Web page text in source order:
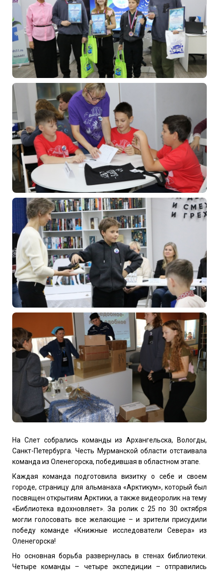
На Слет собрались команды из Архангельска, Вологды,
Санкт-Петербурга. Честь Мурманской области отстаивала
команда из Оленегорска, победившая в областном этапе.
Каждая команда подготовила визитку о себе и своем
городе, страницу для альманаха «Арктикум», который был
посвящен открытиям Арктики, а также видеоролик на тему
«Библиотека вдохновляет». За ролик с 25 по 30 октября
могли голосовать все желающие – и зрители присудили
победу команде «Книжные исследователи Севера» из
Оленегорска!
Но основная борьба развернулась в стенах библиотеки.
Четыре команды – четыре экспедиции – отправились